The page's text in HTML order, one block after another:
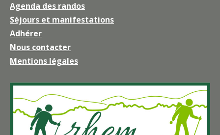
s'ouvre
dans
une
nouvelle
fenêtre
Agenda des randos
Séjours et manifestations
Adhérer
Nous contacter
Mentions légales